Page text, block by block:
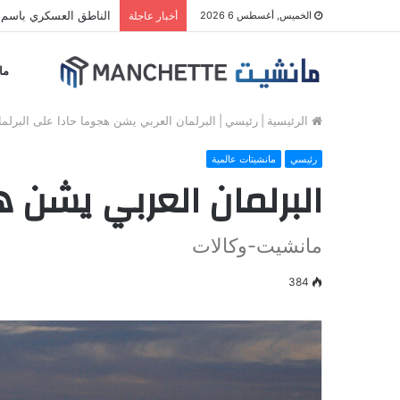
الخميس, أغسطس 6 2026 أخبار عاجلة الناطق العسكري باسم
الرئيسية رئيسي البرلمان العربي يشن هجوما حادا على
رئيسي مانشيتات عالمية
البرلمان العربي
مانشيت-وكالات
384